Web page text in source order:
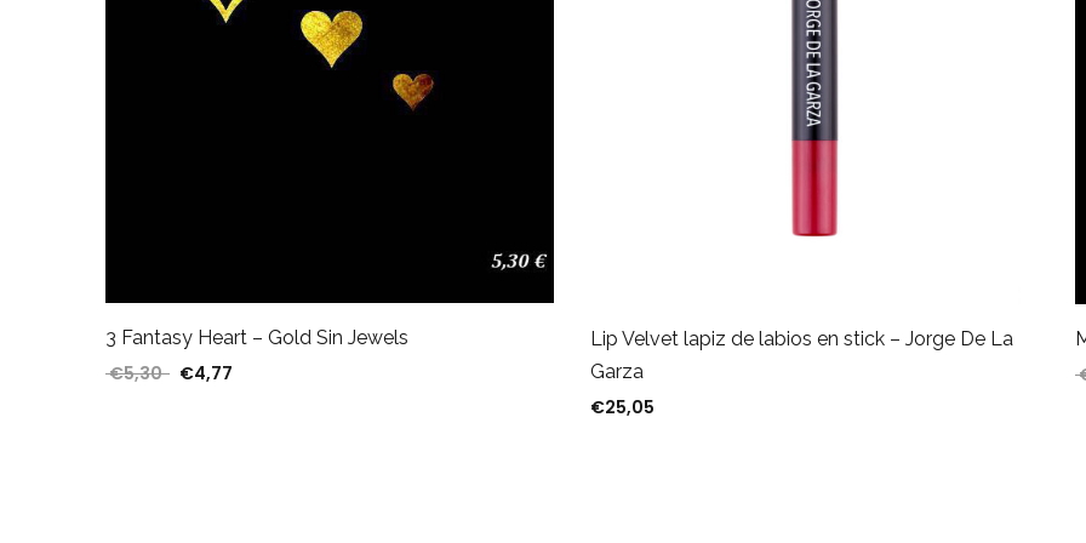
3 Fantasy Heart – Gold Sin Jewels
€5,30 El precio original era: €5,30.
€4,77
Lip Velvet lapiz de labios en stick – Jorge De La
Garza
€25,05